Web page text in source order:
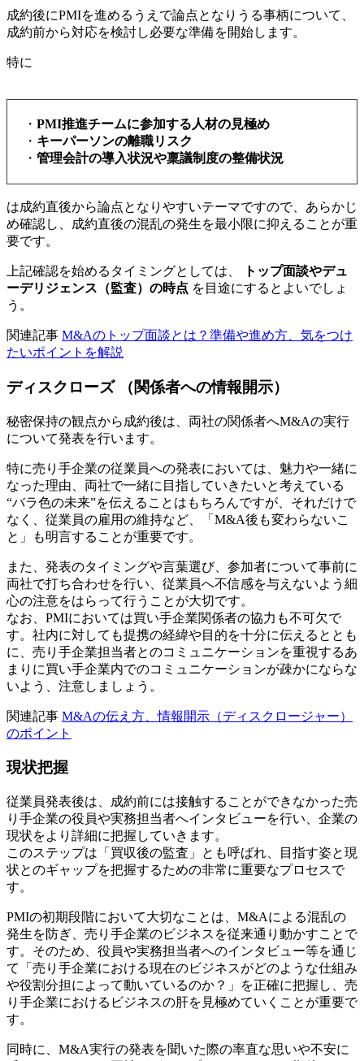
成約後にPMIを進めるうえで論点となりうる事柄について、
成約前から対応を検討し必要な準備を開始します。
特に
・ PMI推進チームに参加する人材の見極め
・ キーパーソンの離職リスク
・ 管理会計の導入状況や稟議制度の整備状況
は成約直後から論点となりやすいテーマですので、あらかじ
め確認し、成約直後の混乱の発生を最小限に抑えることが重
要です。
上記確認を始めるタイミングとしては、
トップ面談やデュ
ーデリジェンス（監査）の時点 を目途にするとよいでしょ
う。
関連記事 M&Aのトップ面談とは？準備や進め方、気をつけ
たいポイントを解説
ディスクローズ （関係者への情報開示）
秘密保持の観点から成約後は、両社の関係者へM&Aの実行
について発表を行います。
特に売り手企業の従業員への発表においては、魅力や一緒に
なった理由、両社で一緒に目指していきたいと考えている
“バラ色の未来”を伝えることはもちろんですが、それだけで
なく、従業員の雇用の維持など、「M&A後も変わらないこ
と」も明言することが重要です。
また、発表のタイミングや言葉選び、参加者について事前に
両社で打ち合わせを行い、従業員へ不信感を与えないよう細
心の注意をはらって行うことが大切です。
なお、PMIにおいては買い手企業関係者の協力も不可欠で
す。社内に対しても提携の経緯や目的を十分に伝えるととも
に、売り手企業担当者とのコミュニケーションを重視するあ
まりに買い手企業内でのコミュニケーションが疎かにならな
いよう、注意しましょう。
関連記事 M&Aの伝え方、情報開示（ディスクロージャー）
のポイント
現状把握
従業員発表後は、成約前には接触することができなかった売
り手企業の役員や実務担当者へインタビューを行い、企業の
現状をより詳細に把握していきます。
このステップは「買収後の監査」とも呼ばれ、目指す姿と現
状とのギャップを把握するための非常に重要なプロセスで
す。
PMIの初期段階において大切なことは、M&Aによる混乱の
発生を防ぎ、売り手企業のビジネスを従来通り動かすことで
す。そのため、役員や実務担当者へのインタビュー等を通じ
て「売り手企業における現在のビジネスがどのような仕組み
や役割分担によって動いているのか？」を正確に把握し、売
り手企業におけるビジネスの肝を見極めていくことが重要で
す。
同時に、M&A実行の発表を聞いた際の率直な思いや不安に